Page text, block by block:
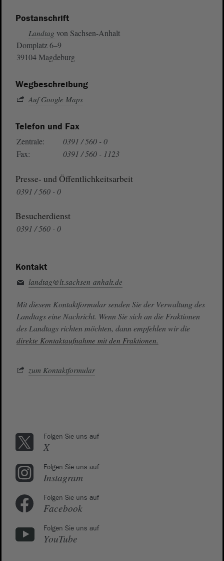
Postanschrift
Landtag von Sachsen-Anhalt
Domplatz 6–9
39104 Magdeburg
Wegbeschreibung
Auf Google Maps
Telefon und Fax
Zentrale:
0391 / 560 - 0
Fax:
0391 / 560 - 1123
Presse- und Öffentlichkeitsarbeit
0391 / 560 - 0
Besucherdienst
0391 / 560 - 0
Kontakt
landtag@lt.sachsen-anhalt.de
Mit diesem Kontaktformular senden Sie der Verwaltung des
Landtags eine Nachricht. Wenn Sie sich an die Fraktionen
des Landtags richten möchten, dann empfehlen wir die
direkte Kontaktaufnahme mit den Fraktionen.
zum Kontaktformular
Folgen Sie uns auf
X
Folgen Sie uns auf
Instagram
Folgen Sie uns auf
Facebook
Folgen Sie uns auf
YouTube